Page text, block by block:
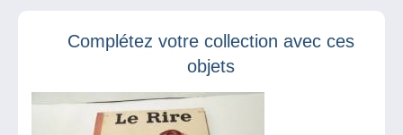
Complétez votre collection avec ces
objets